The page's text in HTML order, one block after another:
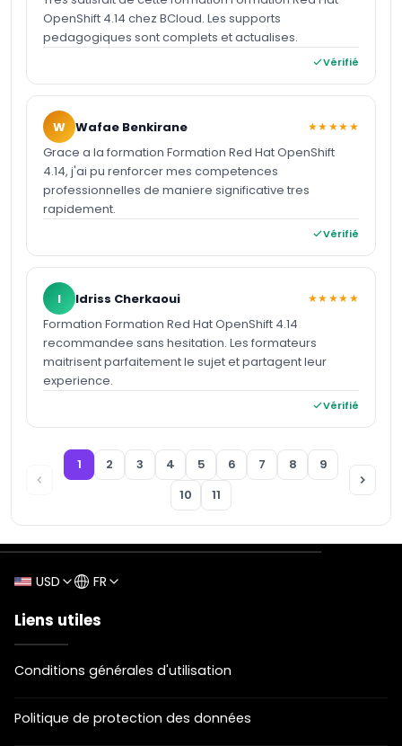
OpenShift 4.14 chez BCloud. Les supports
pedagogiques sont complets et actualises.
Vérifié
W Wafae Benkirane ★★★★★
Grace a la formation Formation Red Hat OpenShift
4.14, j'ai pu renforcer mes competences
professionnelles de maniere significative tres
rapidement.
Vérifié
I Idriss Cherkaoui ★★★★★
Formation Formation Red Hat OpenShift 4.14
recommandee sans hesitation. Les formateurs
maitrisent parfaitement le sujet et partagent leur
experience.
Vérifié
1 2 3 4 5 6 7 8
9
10
11
USD FR
Liens utiles
Conditions générales d'utilisation
Politique de protection des données